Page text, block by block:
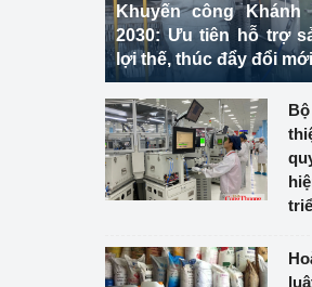
Khuyến công Khánh
2030: Ưu tiên hỗ trợ
lợi thế, thúc đẩy đổi